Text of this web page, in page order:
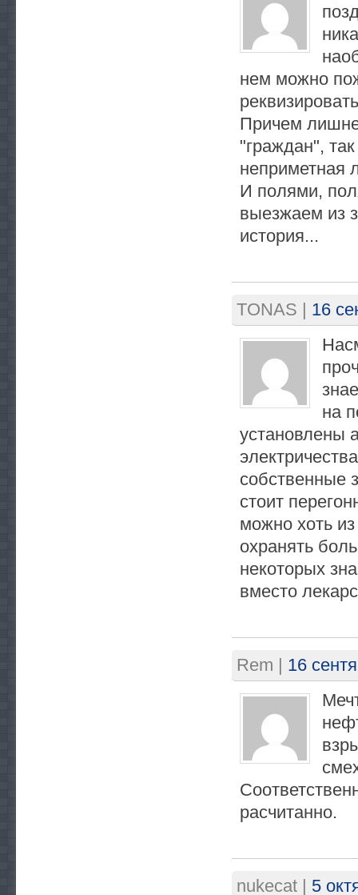
нем можно
Причем
"граждан",
неприметная
И полями,
выезжаем из
история...
TONAS | 16
на
установлены
собственные
стоит
можно хоть
охранять
некоторых
вместо
Rem | 16
расчитанно.
nukecat | 5